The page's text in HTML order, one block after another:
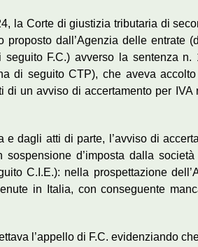
la Corte di giustizia tributaria di
dall’Agenzia delle entrate
seguito F.C.) avverso la sentenza n.
di seguito CTP), che aveva accolto
un avviso di accertamento per IVA
dagli atti di parte, l’avviso di
d’imposta dalla
C.I.E.): nella prospettazione
in Italia, con conseguente
l’appello di F.C. evidenziando